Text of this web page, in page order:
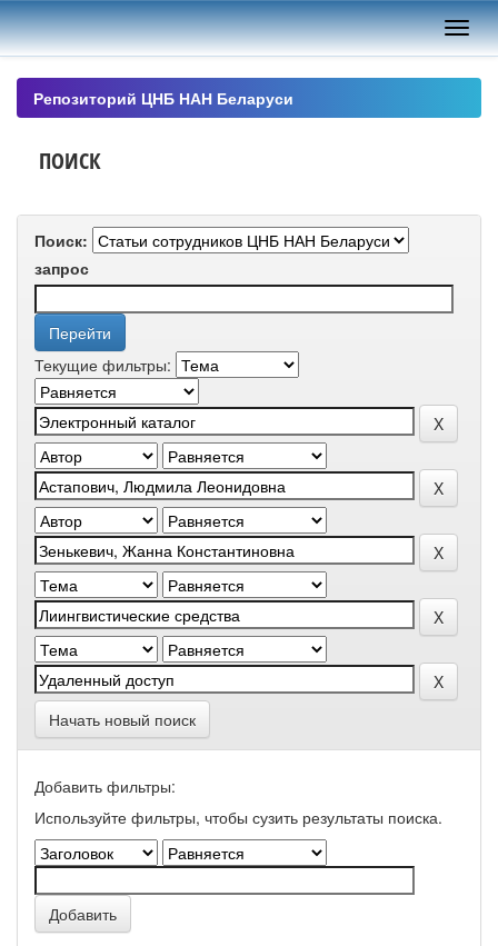
Skip
navigation
Репозиторий ЦНБ НАН Беларуси
ПОИСК
Поиск:
запрос
Текущие фильтры:
Начать новый поиск
Добавить фильтры:
Используйте фильтры, чтобы сузить результаты поиска.